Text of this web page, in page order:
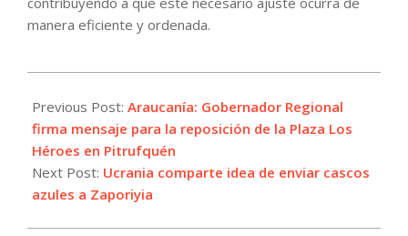
manera eficiente y ordenada.
09-
07
Previous Post: Araucanía: Gobernador Regional
firma mensaje para la reposición de la Plaza Los
Héroes en Pitrufquén
Next Post: Ucrania comparte idea de enviar cascos
azules a Zaporiyia